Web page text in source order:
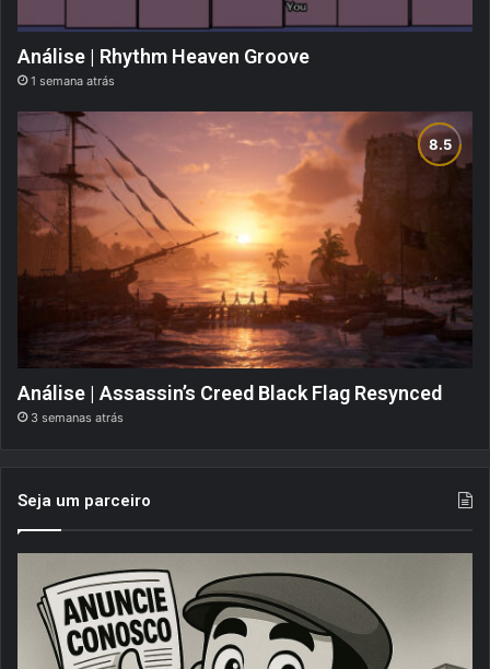
Análise | Rhythm Heaven Groove
1 semana atrás
Análise | Assassin’s Creed Black Flag Resynced
3 semanas atrás
Seja um parceiro